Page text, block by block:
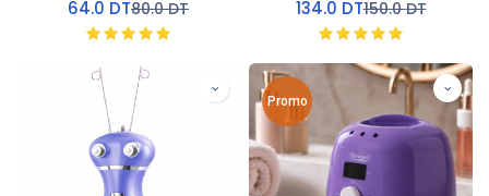
64.0 DT80.0DT
Accessoires Complets –
TSF-618
134.0 DT150.0DT
Promo